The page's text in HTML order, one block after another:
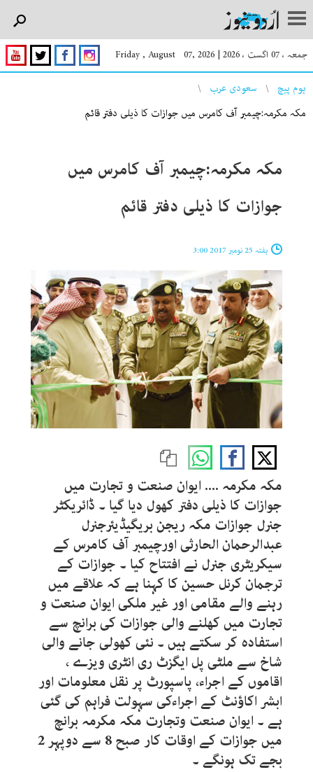
جمعہ ، 07 اگست ، 2026 |
Friday , August 07, 2026
You are here
ہوم پیچ
سعودی عرب
مکہ مکرمہ:چیمبر آف کامرس میں جوازات کا ذیلی دفتر قائم
مکہ مکرمہ:چیمبر آف کامرس میں
جوازات کا ذیلی دفتر قائم
ہفتہ 25 نومبر 2017 3:00
مکہ مکرمہ .... ایوان صنعت و تجارت میں
جوازات کا ذیلی دفتر کھول دیا گیا ۔ ڈائریکٹر
جنرل جوازات مکہ ریجن بریگیڈیئرجنرل
عبدالرحمان الحارثی اورچیمبر آف کامرس کے
سیکریٹری جنرل نے افتتاح کیا ۔ جوازات کے
ترجمان کرنل حسین کا کہنا ہے کہ علاقے میں
رہنے والے مقامی اور غیر ملکی ایوان صنعت و
تجارت میں کھلنے والی جوازات کی برانچ سے
استفادہ کر سکتے ہیں ۔ نئی کھولی جانے والی
شاخ سے ملٹی پل ایگزٹ ری انٹری ویزے ،
اقاموں کے اجراء، پاسپورٹ پر نقل معلومات اور
ابشر اکاﺅنٹ کے اجراءکی سہولت فراہم کی گئی
ہے ۔ ایوان صنعت وتجارت مکہ مکرمہ برانچ
میں جوازات کے اوقات کار صبح 8 سے دوپہر 2
بجے تک ہونگے ۔